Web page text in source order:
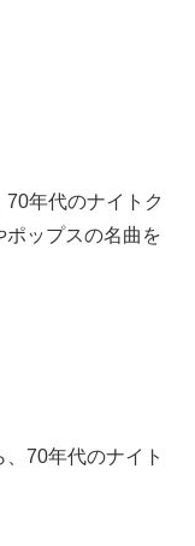
70年代のナイトク
ポップスの名曲を
70年代のナイト